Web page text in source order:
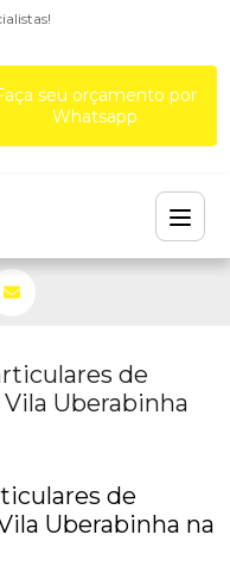
seu orçamento por
Whatsapp
PARTICULARES DE
de
Uberabinha
de
Uberabinha na